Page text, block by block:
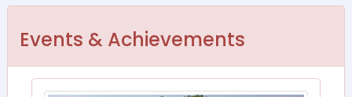
Events & Achievements